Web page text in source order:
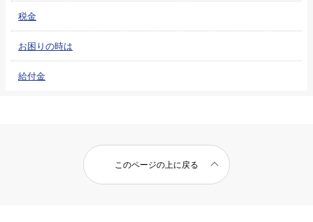
税金
お困りの時は
給付金
このページの上に戻る